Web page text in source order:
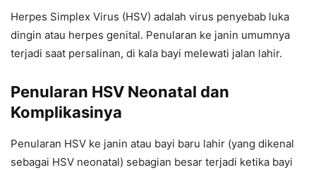
Herpes Simplex Virus (HSV) adalah virus penyebab luka
dingin atau herpes genital. Penularan ke janin umumnya
terjadi saat persalinan, di kala bayi melewati jalan lahir.
Penularan HSV Neonatal dan
Komplikasinya
Penularan HSV ke janin atau bayi baru lahir (yang dikenal
sebagai HSV neonatal) sebagian besar terjadi ketika bayi